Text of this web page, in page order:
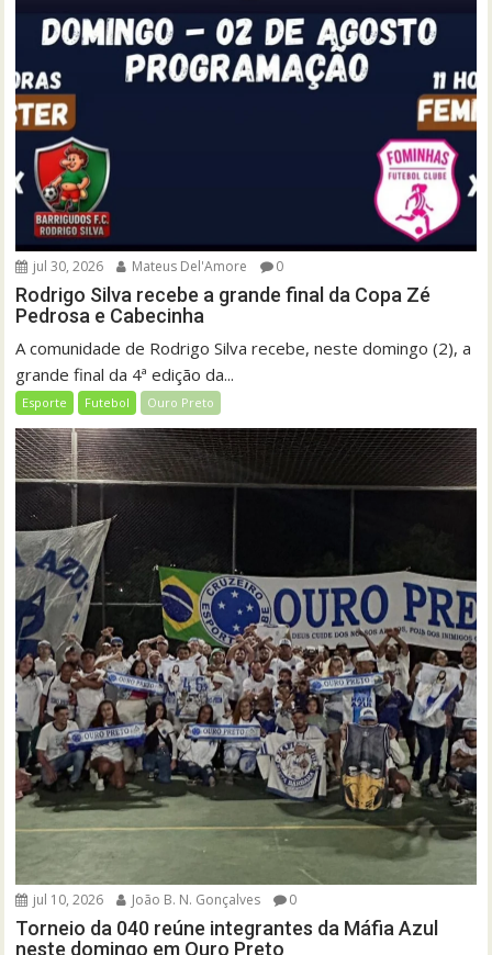
jul 30, 2026 Mateus Del'Amore 0
Rodrigo Silva recebe a grande final da Copa Zé
Pedrosa e Cabecinha
A comunidade de Rodrigo Silva recebe, neste domingo (2), a
grande final da 4ª edição da...
Esporte Futebol Ouro Preto
jul 10, 2026 João B. N. Gonçalves 0
Torneio da 040 reúne integrantes da Máfia Azul
neste domingo em Ouro Preto